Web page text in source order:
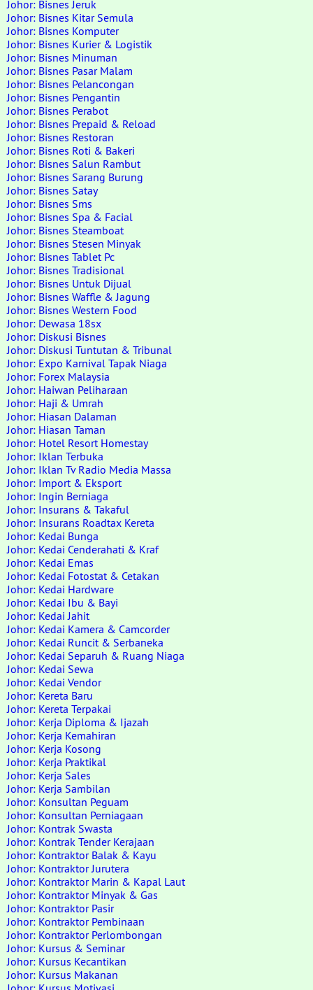
Johor: Bisnes Jeruk
Johor: Bisnes Kitar Semula
Johor: Bisnes Komputer
Johor: Bisnes Kurier & Logistik
Johor: Bisnes Minuman
Johor: Bisnes Pasar Malam
Johor: Bisnes Pelancongan
Johor: Bisnes Pengantin
Johor: Bisnes Perabot
Johor: Bisnes Prepaid & Reload
Johor: Bisnes Restoran
Johor: Bisnes Roti & Bakeri
Johor: Bisnes Salun Rambut
Johor: Bisnes Sarang Burung
Johor: Bisnes Satay
Johor: Bisnes Sms
Johor: Bisnes Spa & Facial
Johor: Bisnes Steamboat
Johor: Bisnes Stesen Minyak
Johor: Bisnes Tablet Pc
Johor: Bisnes Tradisional
Johor: Bisnes Untuk Dijual
Johor: Bisnes Waffle & Jagung
Johor: Bisnes Western Food
Johor: Dewasa 18sx
Johor: Diskusi Bisnes
Johor: Diskusi Tuntutan & Tribunal
Johor: Expo Karnival Tapak Niaga
Johor: Forex Malaysia
Johor: Haiwan Peliharaan
Johor: Haji & Umrah
Johor: Hiasan Dalaman
Johor: Hiasan Taman
Johor: Hotel Resort Homestay
Johor: Iklan Terbuka
Johor: Iklan Tv Radio Media Massa
Johor: Import & Eksport
Johor: Ingin Berniaga
Johor: Insurans & Takaful
Johor: Insurans Roadtax Kereta
Johor: Kedai Bunga
Johor: Kedai Cenderahati & Kraf
Johor: Kedai Emas
Johor: Kedai Fotostat & Cetakan
Johor: Kedai Hardware
Johor: Kedai Ibu & Bayi
Johor: Kedai Jahit
Johor: Kedai Kamera & Camcorder
Johor: Kedai Runcit & Serbaneka
Johor: Kedai Separuh & Ruang Niaga
Johor: Kedai Sewa
Johor: Kedai Vendor
Johor: Kereta Baru
Johor: Kereta Terpakai
Johor: Kerja Diploma & Ijazah
Johor: Kerja Kemahiran
Johor: Kerja Kosong
Johor: Kerja Praktikal
Johor: Kerja Sales
Johor: Kerja Sambilan
Johor: Konsultan Peguam
Johor: Konsultan Perniagaan
Johor: Kontrak Swasta
Johor: Kontrak Tender Kerajaan
Johor: Kontraktor Balak & Kayu
Johor: Kontraktor Jurutera
Johor: Kontraktor Marin & Kapal Laut
Johor: Kontraktor Minyak & Gas
Johor: Kontraktor Pasir
Johor: Kontraktor Pembinaan
Johor: Kontraktor Perlombongan
Johor: Kursus & Seminar
Johor: Kursus Kecantikan
Johor: Kursus Makanan